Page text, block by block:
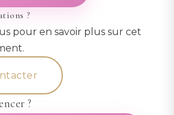
?
pour en savoir plus sur cet
?